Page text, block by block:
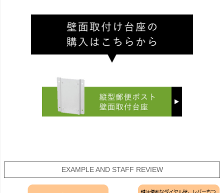
EXAMPLE AND STAFF REVIEW